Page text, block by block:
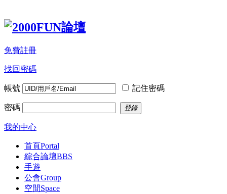
免費註冊
找回密碼
帳號 記住密碼
密碼 登錄
我的中心
首頁Portal
綜合論壇BBS
手遊
公會Group
空間Space